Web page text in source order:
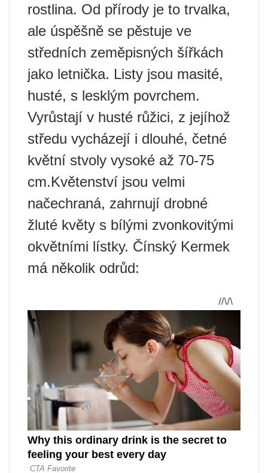
rostlina. Od přírody je to trvalka,
ale úspěšně se pěstuje ve
středních zeměpisných šířkách
jako letnička. Listy jsou masité,
husté, s lesklým povrchem.
Vyrůstají v husté růžici, z jejíhož
středu vycházejí i dlouhé, četné
květní stvoly vysoké až 70-75
cm.Květenství jsou velmi
načechraná, zahrnují drobné
žluté květy s bílými zvonkovitými
okvětními lístky. Čínský Kermek
má několik odrůd: